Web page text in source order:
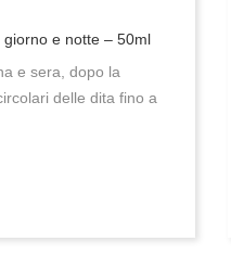
e notte – 50ml
e sera, dopo la
delle dita fino a